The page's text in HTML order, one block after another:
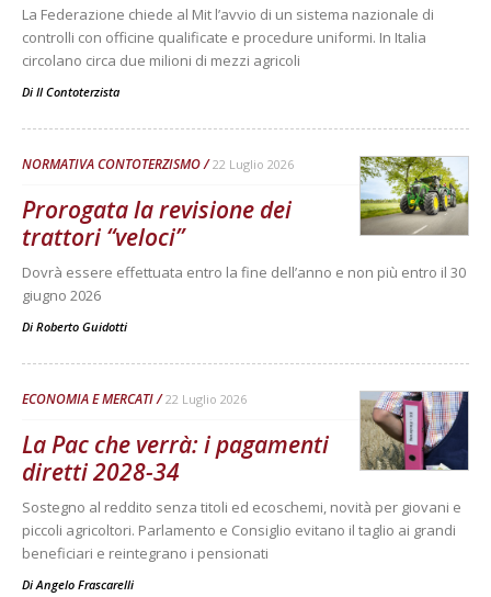
La Federazione chiede al Mit l’avvio di un sistema nazionale di
controlli con officine qualificate e procedure uniformi. In Italia
circolano circa due milioni di mezzi agricoli
Di Il Contoterzista
NORMATIVA CONTOTERZISMO 22 Luglio 2026
Prorogata la revisione dei
trattori “veloci”
Dovrà essere effettuata entro la fine dell’anno e non più entro il 30
giugno 2026
Di Roberto Guidotti
ECONOMIA E MERCATI 22 Luglio 2026
La Pac che verrà: i pagamenti
diretti 2028-34
Sostegno al reddito senza titoli ed ecoschemi, novità per giovani e
piccoli agricoltori. Parlamento e Consiglio evitano il taglio ai grandi
beneficiari e reintegrano i pensionati
Di Angelo Frascarelli